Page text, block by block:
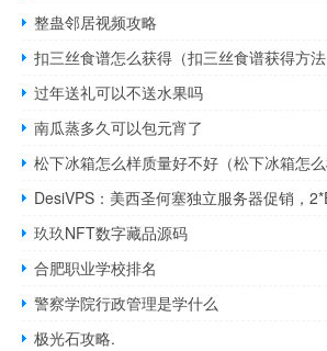
整蛊邻居视频攻略
扣三丝食谱怎么获得（扣三丝食谱获得方法
过年送礼可以不送水果吗
南瓜蒸多久可以包元宵了
松下冰箱怎么样质量好不好（松下冰箱怎么
玖玖NFT数字藏品源码
合肥职业学校排名
警察学院行政管理是学什么
极光石攻略.